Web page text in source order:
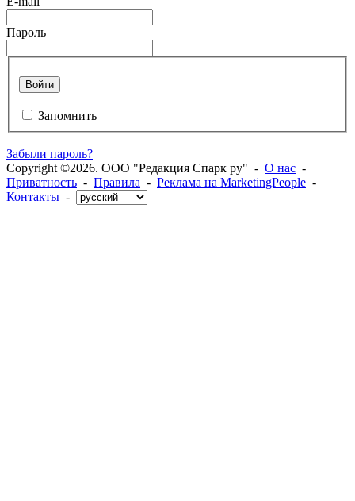
Пароль
Войти
Запомнить
Забыли пароль?
Copyright ©2026. ООО "Редакция Спарк ру" - О нас -
Приватность - Правила - Реклама на MarketingPeople -
Контакты -